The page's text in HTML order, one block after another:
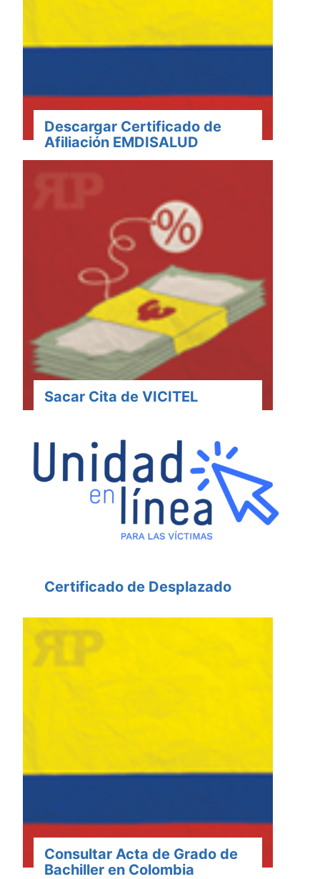
Descargar Certificado de
Afiliación EMDISALUD
Sacar Cita de VICITEL
Certificado de Desplazado
Consultar Acta de Grado de
Bachiller en Colombia